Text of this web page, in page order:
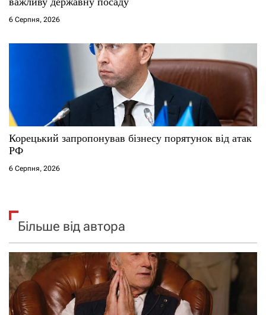
6 Серпня, 2026
Корецький запропонував бізнесу порятунок від атак
РФ
6 Серпня, 2026
Більше від автора